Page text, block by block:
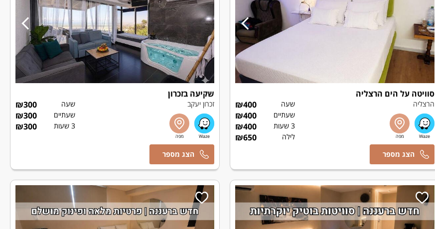
סוויטה על הים הרצליה
הרצליה שעה ₪400
שעתיים ₪400
3 שעות ₪400
לילה ₪650
שרלי
שקיעה בזכרון
זכרון יעקב שעה ₪300
שעתיים ₪300
3 שעות ₪300
מרכז הזמנות